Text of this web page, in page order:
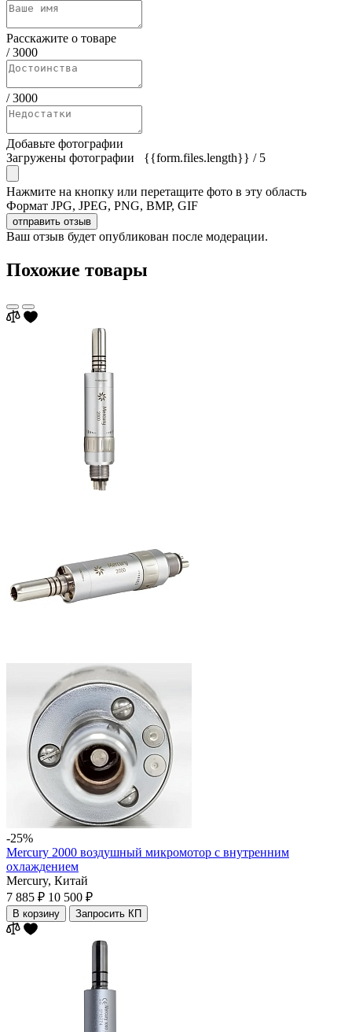
Расскажите о товаре
/3000
/3000
Добавьте фотографии
Загружены фотографии
{{form.files.length}} / 5
Нажмите на кнопку или перетащите фото в эту область
Формат JPG, JPEG, PNG, BMP, GIF
отправить отзыв
Ваш отзыв будет опубликован после модерации.
Похожие товары
-25%
Mercury 2000 воздушный микромотор с внутренним
охлаждением
Mercury, Китай
7 885 ₽ 10 500 ₽
В корзину Запросить КП